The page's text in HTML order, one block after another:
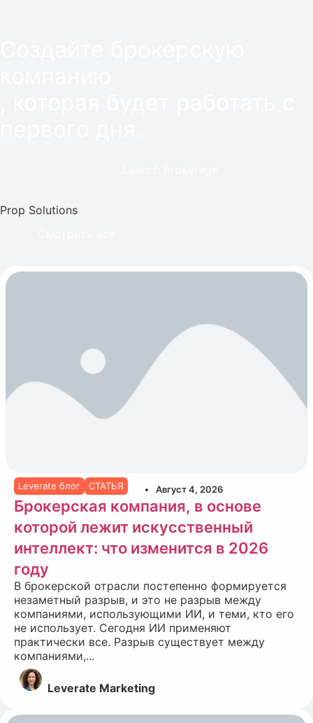
Prop Solutions
Leverate блог СТАТЬЯ Август 4, 2026
Брокерская компания, в основе
которой лежит искусственный
интеллект: что изменится в 2026
году
В брокерской отрасли постепенно формируется
незаметный разрыв, и это не разрыв между
компаниями, использующими ИИ, и теми, кто его
не использует. Сегодня ИИ применяют
практически все. Разрыв существует между
компаниями,...
Leverate Marketing